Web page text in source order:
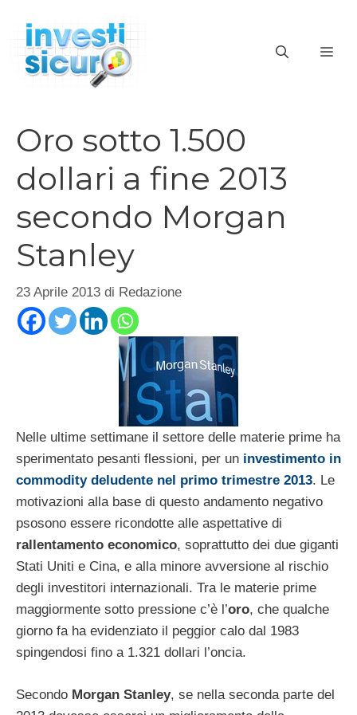
contenuto
Oro sotto 1.500
dollari a fine 2013
secondo Morgan
Stanley
23 Aprile 2013 di Redazione
Nelle ultime settimane il settore delle materie prime ha
sperimentato pesanti flessioni, per un investimento in
commodity deludente nel primo trimestre 2013. Le
motivazioni alla base di questo andamento negativo
psosono essere ricondotte alle aspettative di
rallentamento economico, soprattutto dei due giganti
Stati Uniti e Cina, e alla minore avversione al rischio
degli investitori internazionali. Tra le materie prime
maggiormente sotto pressione c’è l’oro, che qualche
giorno fa ha evidenziato il peggior calo dal 1983
spingendosi fino a 1.321 dollari l’oncia.
Secondo Morgan Stanley, se nella seconda parte del